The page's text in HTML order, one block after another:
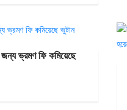
জন্য ভ্রমণ ফি কমিয়েছে